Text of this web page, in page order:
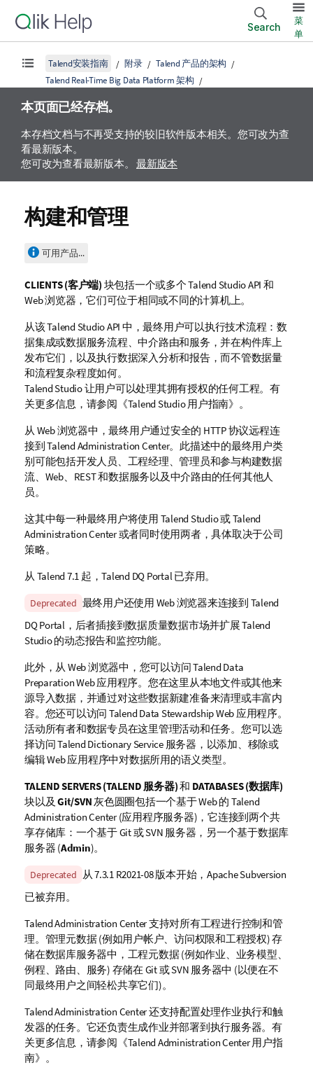
Search
菜
单
Talend安装指南 附录
Talend 产品的架构
Talend Real-Time Big Data Platform 架构
本页面已经存档。
本存档文档与不再受支持的较旧软件版本相关。您可改为查
看最新版本。
您可改为查看最新版本。 最新版本
构建和管理
可用产品...
CLIENTS (客户端) 块包括一个或多个Talend StudioAPI 和
Web 浏览器，它们可位于相同或不同的计算机上。
从该Talend StudioAPI 中，最终用户可以执行技术流程：数
据集成或数据服务流程、中介路由和服务，并在构件库上
发布它们，以及执行数据深入分析和报告，而不管数据量
和流程复杂程度如何。
Talend Studio让用户可以处理其拥有授权的任何工程。有
关更多信息，请参阅《Talend Studio用户指南》。
从 Web 浏览器中，最终用户通过安全的 HTTP 协议远程连
接到Talend Administration Center。此描述中的最终用户类
别可能包括开发人员、工程经理、管理员和参与构建数据
流、Web、REST 和数据服务以及中介路由的任何其他人
员。
这其中每一种最终用户将使用 Talend Studio或Talend
Administration Center或者同时使用两者，具体取决于公司
策略。
从 Talend 7.1 起，Talend DQ Portal已弃用。
a
i
l
a
b
i
l
i
t
-
n
o
t
e
Deprecated 最终用户还使用 Web 浏览器来连接到 Talend
DQ Portal，后者插接到数据质量数据市场并扩展Talend
Studio的动态报告和监控功能。
此外，从 Web 浏览器中，您可以访问Talend Data
PreparationWeb 应用程序。您在这里从本地文件或其他来
源导入数据，并通过对这些数据新建准备来清理或丰富内
容。您还可以访问 Talend Data StewardshipWeb 应用程序。
活动所有者和数据专员在这里管理活动和任务。您可以选
择访问Talend Dictionary Service服务器，以添加、移除或
编辑 Web 应用程序中对数据所用的语义类型。
TALEND SERVERS (TALEND 服务器)和 DATABASES (数据库)
块以及 Git/SVN灰色圆圈包括一个基于 Web 的 Talend
Administration Center(应用程序服务器)，它连接到两个共
享存储库：一个基于 Git 或 SVN 服务器，另一个基于数据库
服务器 (Admin)。
v
a
i
l
a
b
i
i
t
y
-
Deprecated 从 7.3.1 R2021-08 版本开始，Apache Subversion
已被弃用。
Talend Administration Center支持对所有工程进行控制和管
理。管理元数据 (例如用户帐户、访问权限和工程授权) 存
储在数据库服务器中，工程元数据 (例如作业、业务模型、
例程、路由、服务) 存储在 Git 或 SVN 服务器中 (以便在不
同最终用户之间轻松共享它们)。
Talend Administration Center还支持配置处理作业执行和触
发器的任务。它还负责生成作业并部署到执行服务器。有
关更多信息，请参阅《Talend Administration Center用户指
南》。